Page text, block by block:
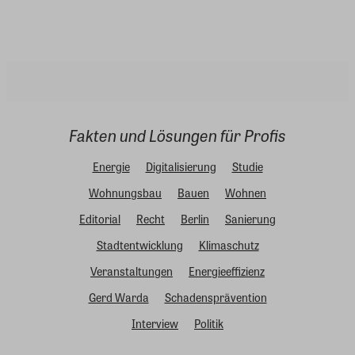
Fakten und Lösungen für Profis
Energie Digitalisierung
Studie
Wohnungsbau
Bauen
Wohnen
Editorial
Recht Berlin
Sanierung
Stadtentwicklung
Klimaschutz
Veranstaltungen
Energieeffizienz
Gerd Warda
Schadensprävention
Interview
Politik